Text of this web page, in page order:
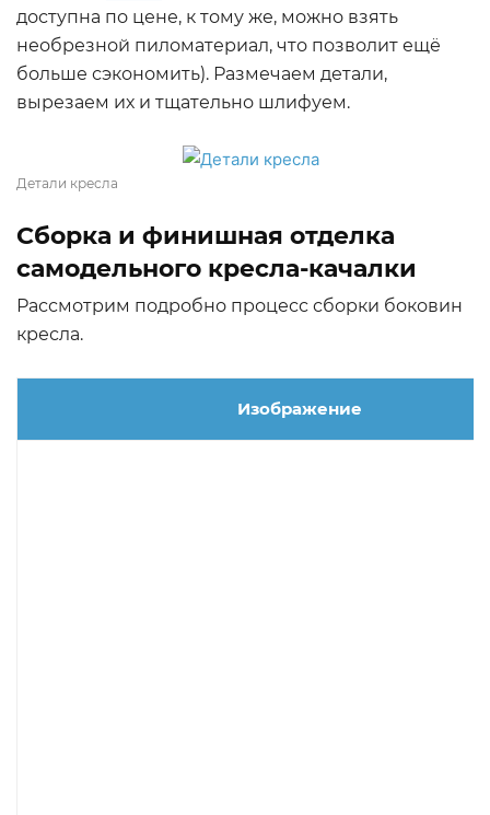
доступна по цене, к тому же, можно взять
необрезной пиломатериал, что позволит ещё
больше сэкономить). Размечаем детали,
вырезаем их и тщательно шлифуем.
Детали кресла
Сборка и финишная отделка
самодельного кресла-качалки
Рассмотрим подробно процесс сборки боковин
кресла.
Изображение